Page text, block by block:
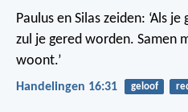
Paulus en Silas zeiden: ‘Als
zul je gered worden. Samen
woont.’
Handelingen 16:31 geloof